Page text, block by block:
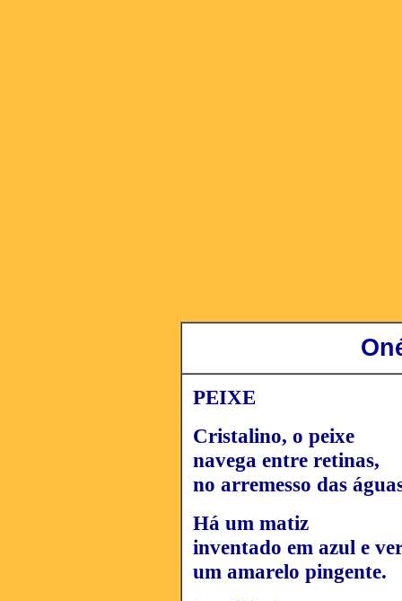
PEIXE
Cristalino, o peixe
navega entre retinas,
no arremesso das
Há um matiz
inventado em azul e
um amarelo pingente.